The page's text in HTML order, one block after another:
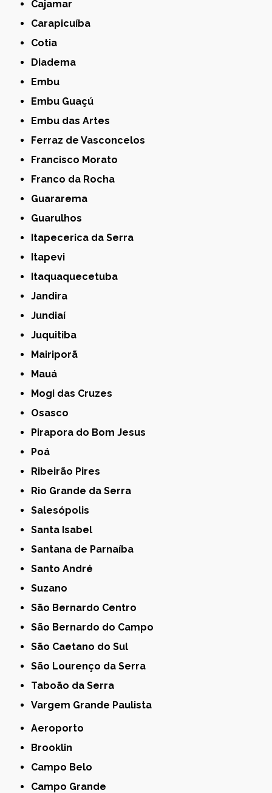
Cajamar
Carapicuíba
Cotia
Diadema
Embu
Embu Guaçú
Embu das Artes
Ferraz de Vasconcelos
Francisco Morato
Franco da Rocha
Guararema
Guarulhos
Itapecerica da Serra
Itapevi
Itaquaquecetuba
Jandira
Jundiaí
Juquitiba
Mairiporã
Mauá
Mogi das Cruzes
Osasco
Pirapora do Bom Jesus
Poá
Ribeirão Pires
Rio Grande da Serra
Salesópolis
Santa Isabel
Santana de Parnaíba
Santo André
Suzano
São Bernardo Centro
São Bernardo do Campo
São Caetano do Sul
São Lourenço da Serra
Taboão da Serra
Vargem Grande Paulista
Aeroporto
Brooklin
Campo Belo
Campo Grande